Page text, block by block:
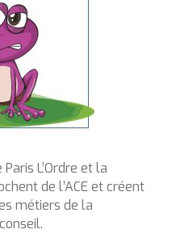
Paris L’Ordre et la
de l’ACE et créent
métiers de la